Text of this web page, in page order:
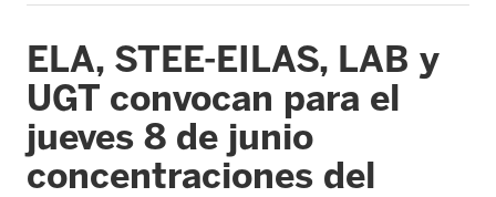
ELA, STEE-EILAS, LAB y
UGT convocan para el
jueves 8 de junio
concentraciones del